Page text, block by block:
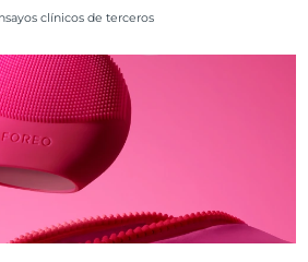
clínicos de terceros
Entrega prevista
Entrega prevista
Entrega prevista8/16/26